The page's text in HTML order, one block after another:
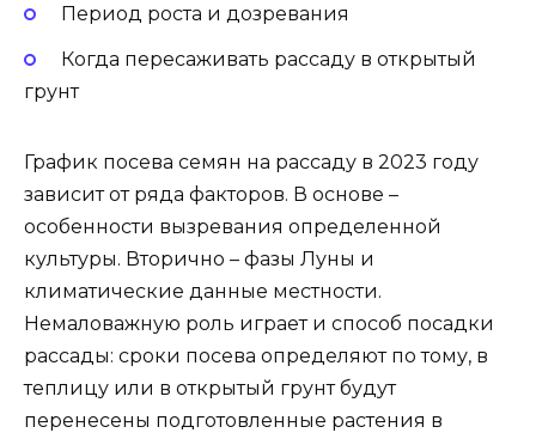
Период роста и дозревания
Когда пересаживать рассаду в открытый
грунт
График посева семян на рассаду в 2023 году
зависит от ряда факторов. В основе –
особенности вызревания определенной
культуры. Вторично – фазы Луны и
климатические данные местности.
Немаловажную роль играет и способ посадки
рассады: сроки посева определяют по тому, в
теплицу или в открытый грунт будут
перенесены подготовленные растения в